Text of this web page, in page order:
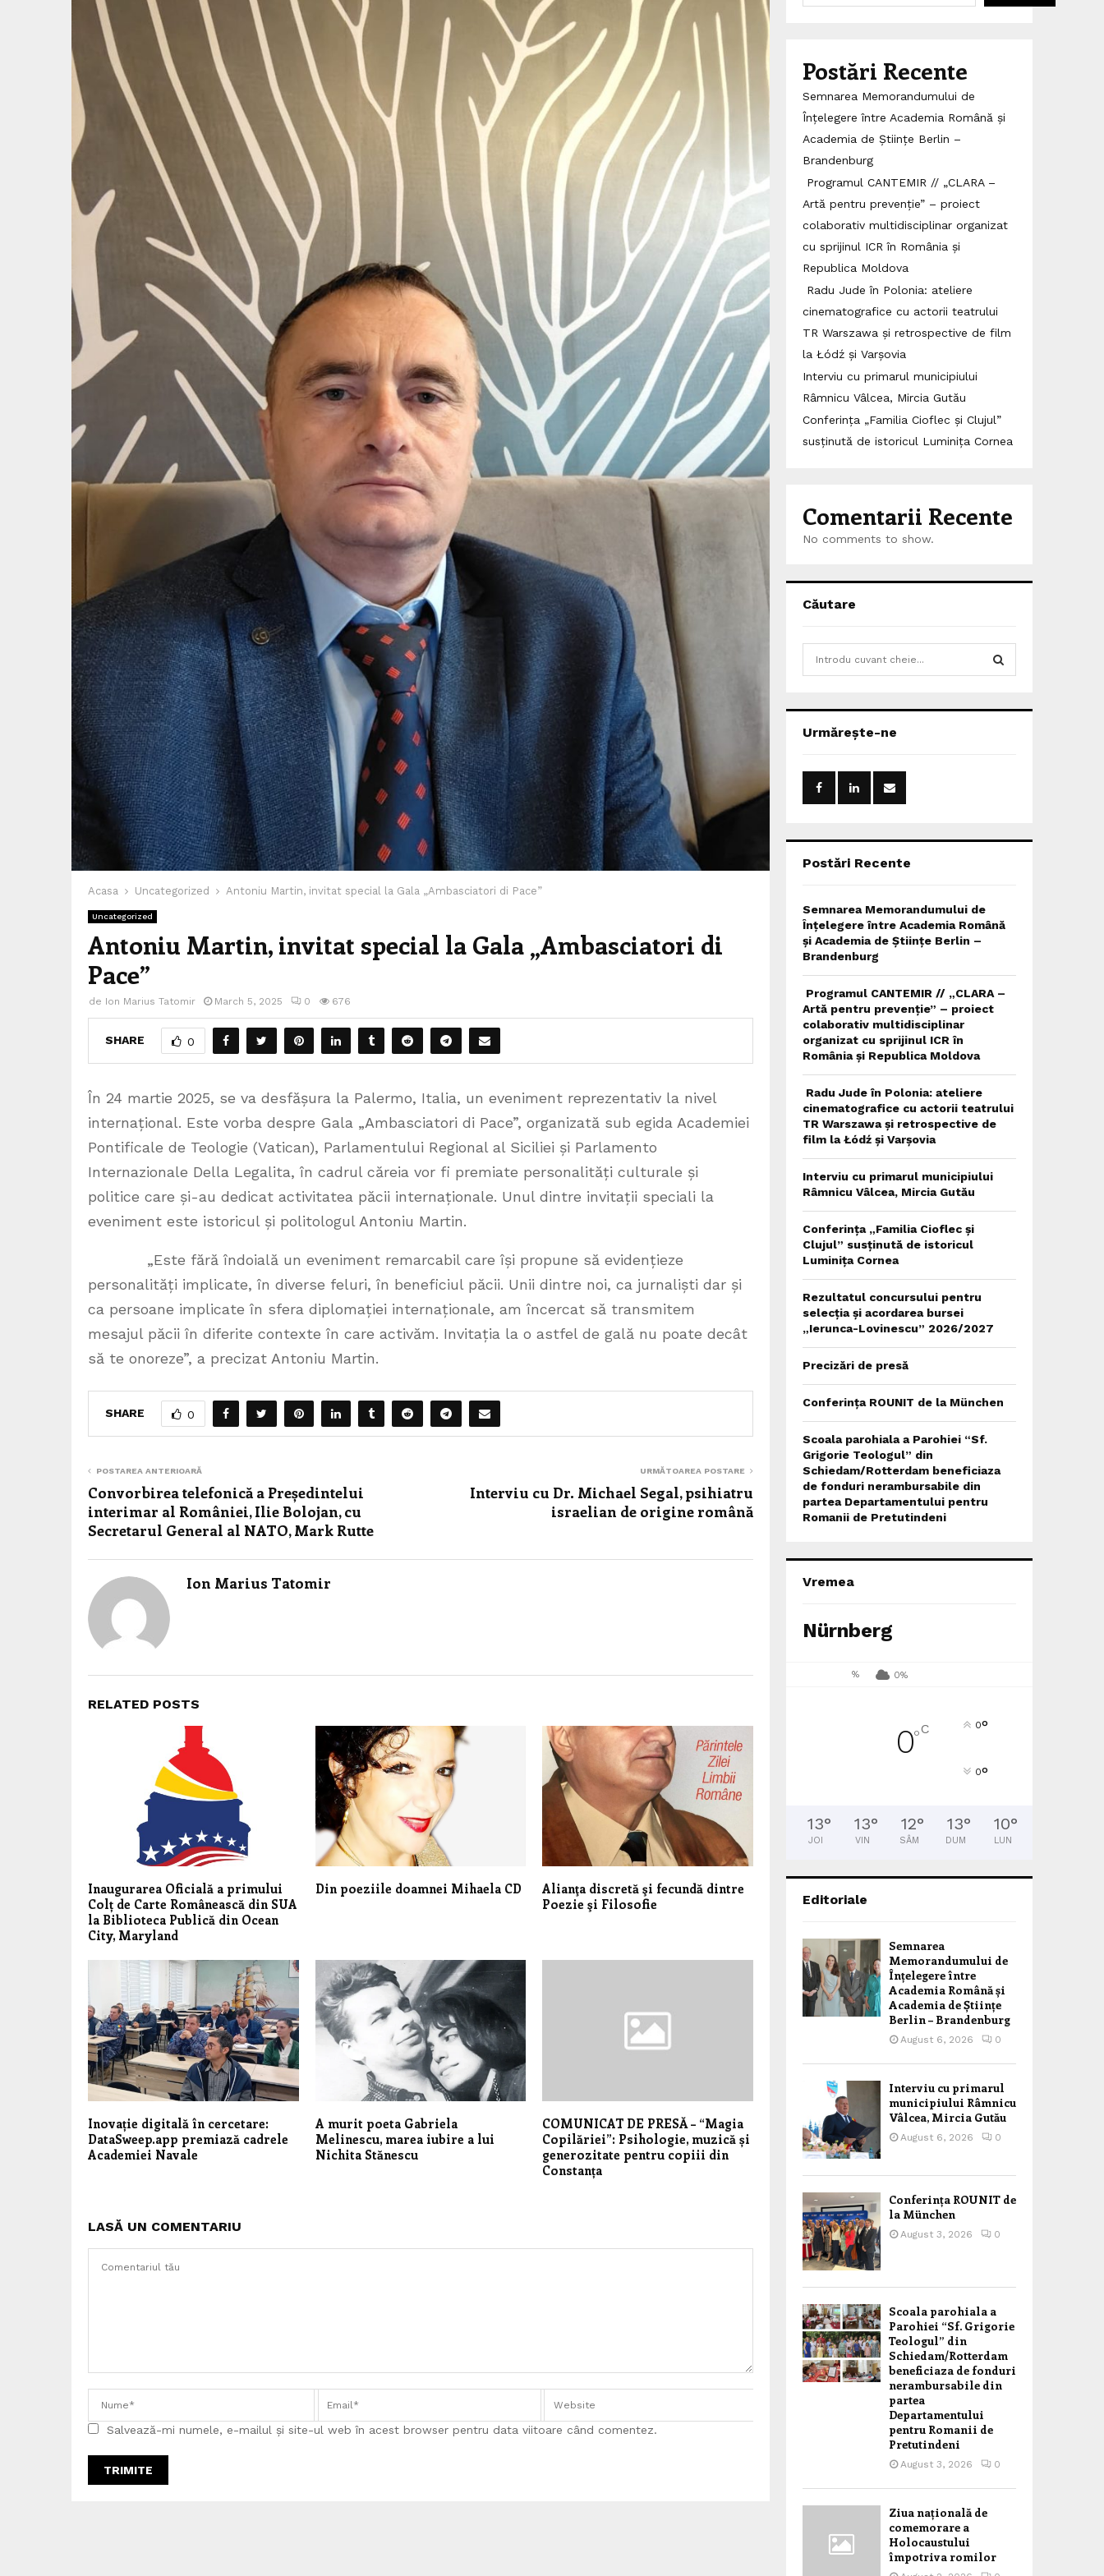
Acasa Uncategorized Antoniu Martin, invitat special la Gala „Ambasciatori di Pace”
Uncategorized
Antoniu Martin, invitat special la Gala „Ambasciatori di
Pace”
de Ion Marius Tatomir March 5, 2025 0 676
SHARE 0
În 24 martie 2025, se va desfășura la Palermo, Italia, un eveniment reprezentativ la nivel
internațional. Este vorba despre Gala „Ambasciatori di Pace”, organizată sub egida Academiei
Pontificale de Teologie (Vatican), Parlamentului Regional al Siciliei și Parlamento
Internazionale Della Legalita, în cadrul căreia vor fi premiate personalități culturale și
politice care și-au dedicat activitatea păcii internaționale. Unul dintre invitații speciali la
eveniment este istoricul și politologul Antoniu Martin.
„Este fără îndoială un eveniment remarcabil care își propune să evidențieze
personalități implicate, în diverse feluri, în beneficiul păcii. Unii dintre noi, ca jurnaliști dar și
ca persoane implicate în sfera diplomației internaționale, am încercat să transmitem
mesajul păcii în diferite contexte în care activăm. Invitația la o astfel de gală nu poate decât
să te onoreze”, a precizat Antoniu Martin.
SHARE 0
POSTAREA ANTERIOARĂ
Convorbirea telefonică a Președintelui
interimar al României, Ilie Bolojan, cu
Secretarul General al NATO, Mark Rutte
URMĂTOAREA POSTARE
Interviu cu Dr. Michael Segal, psihiatru
israelian de origine română
Ion Marius Tatomir
RELATED POSTS
Inaugurarea Oficială a primului
Colț de Carte Românească din SUA
la Biblioteca Publică din Ocean
City, Maryland
Din poeziile doamnei Mihaela CD
Alianţa discretă şi fecundă dintre
Poezie şi Filosofie
Inovație digitală în cercetare:
DataSweep.app premiază cadrele
Academiei Navale
A murit poeta Gabriela
Melinescu, marea iubire a lui
Nichita Stănescu
COMUNICAT DE PRESĂ – “Magia
Copilăriei”: Psihologie, muzică și
generozitate pentru copiii din
Constanța
LASĂ UN COMENTARIU
Salvează-mi numele, e-mailul și site-ul web în acest browser pentru data viitoare când comentez.
Postări Recente
Semnarea Memorandumului de
Înțelegere între Academia Română și
Academia de Științe Berlin –
Brandenburg
Programul CANTEMIR // „CLARA –
Artă pentru prevenție” – proiect
colaborativ multidisciplinar organizat
cu sprijinul ICR în România și
Republica Moldova
Radu Jude în Polonia: ateliere
cinematografice cu actorii teatrului
TR Warszawa și retrospective de film
la Łódź și Varșovia
Interviu cu primarul municipiului
Râmnicu Vâlcea, Mircia Gutău
Conferința „Familia Cioflec și Clujul”
susținută de istoricul Luminița Cornea
Comentarii Recente
No comments to show.
Căutare
h
o
:
Urmărește-ne
Postări Recente
Semnarea Memorandumului de
Înțelegere între Academia Română
și Academia de Științe Berlin –
Brandenburg
Programul CANTEMIR // „CLARA –
Artă pentru prevenție” – proiect
colaborativ multidisciplinar
organizat cu sprijinul ICR în
România și Republica Moldova
Radu Jude în Polonia: ateliere
cinematografice cu actorii teatrului
TR Warszawa și retrospective de
film la Łódź și Varșovia
Interviu cu primarul municipiului
Râmnicu Vâlcea, Mircia Gutău
Conferința „Familia Cioflec și
Clujul” susținută de istoricul
Luminița Cornea
Rezultatul concursului pentru
selecția și acordarea bursei
„Ierunca-Lovinescu” 2026/2027
Precizări de presă
Conferința ROUNIT de la München
Scoala parohiala a Parohiei “Sf.
Grigorie Teologul” din
Schiedam/Rotterdam beneficiaza
de fonduri nerambursabile din
partea Departamentului pentru
Romanii de Pretutindeni
Vremea
Nürnberg
% 0%
0°C 0°
0°
13°
JOI
13°
VIN
12°
SÂM
13°
DUM
10°
LUN
Editoriale
Semnarea
Memorandumului de
Înțelegere între
Academia Română și
Academia de Științe
Berlin – Brandenburg
August 6, 2026 0
Interviu cu primarul
municipiului Râmnicu
Vâlcea, Mircia Gutău
August 6, 2026 0
Conferința ROUNIT de
la München
August 3, 2026 0
Scoala parohiala a
Parohiei “Sf. Grigorie
Teologul” din
Schiedam/Rotterdam
beneficiaza de fonduri
nerambursabile din
partea
Departamentului
pentru Romanii de
Pretutindeni
August 3, 2026 0
Ziua națională de
comemorare a
Holocaustului
împotriva romilor